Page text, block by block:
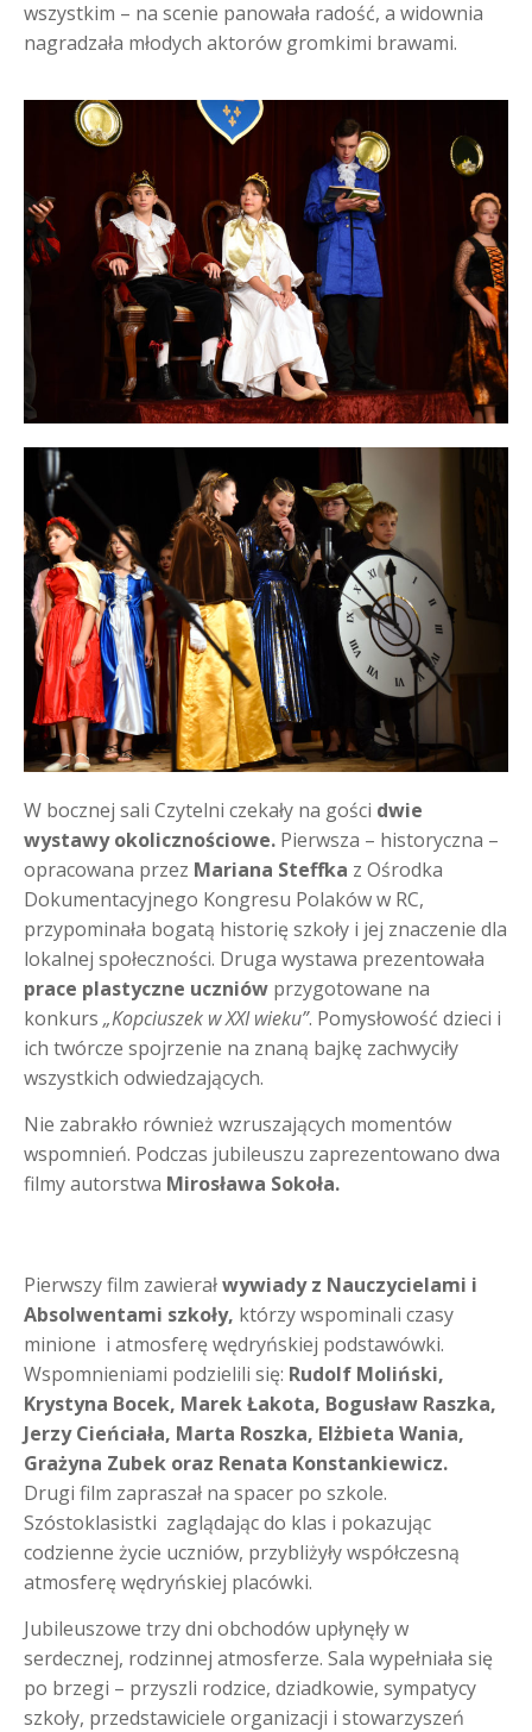
wszystkim – na scenie panowała radość, a widownia
nagradzała młodych aktorów gromkimi brawami.
W bocznej sali Czytelni czekały na gości dwie
wystawy okolicznościowe. Pierwsza – historyczna –
opracowana przez Mariana Steffka z Ośrodka
Dokumentacyjnego Kongresu Polaków w RC,
przypominała bogatą historię szkoły i jej znaczenie dla
lokalnej społeczności. Druga wystawa prezentowała
prace plastyczne uczniów przygotowane na
konkurs „Kopciuszek w XXI wieku”. Pomysłowość dzieci i
ich twórcze spojrzenie na znaną bajkę zachwyciły
wszystkich odwiedzających.
Nie zabrakło również wzruszających momentów
wspomnień. Podczas jubileuszu zaprezentowano dwa
filmy autorstwa Mirosława Sokoła.
Pierwszy film zawierałwywiady z Nauczycielami i
Absolwentami szkoły, którzy wspominali czasy
minione i atmosferę wędryńskiej podstawówki.
Wspomnieniami podzielili się: Rudolf Moliński,
Krystyna Bocek, Marek Łakota, Bogusław Raszka,
Jerzy Cieńciała, Marta Roszka, Elżbieta Wania,
Grażyna Zubek oraz Renata Konstankiewicz.
Drugi film zapraszał na spacer po szkole.
Szóstoklasistki zaglądając do klas i pokazując
codzienne życie uczniów, przybliżyły współczesną
atmosferę wędryńskiej placówki.
Jubileuszowe trzy dni obchodów upłynęły w
serdecznej, rodzinnej atmosferze. Sala wypełniała się
po brzegi – przyszli rodzice, dziadkowie, sympatycy
szkoły, przedstawiciele organizacji i stowarzyszeń